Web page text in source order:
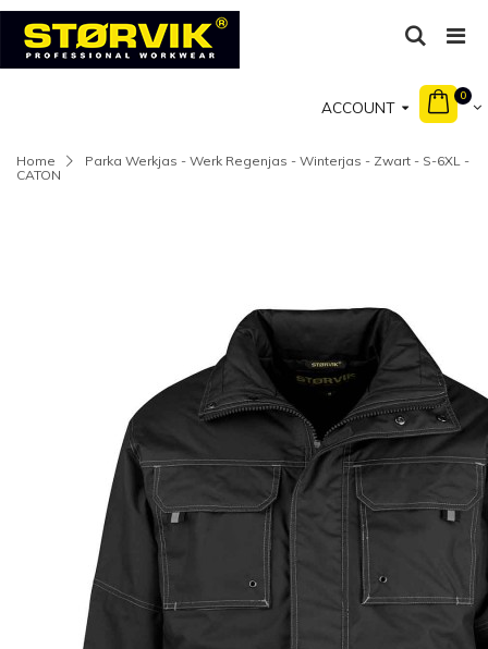
ACCOUNT
0
Home
Parka Werkjas - Werk Regenjas - Winterjas - Zwart - S-6XL -
CATON